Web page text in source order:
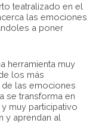
teatralizado en el
las emociones
a poner
herramienta muy
los más
las emociones
se transforma en
muy participativo
y aprendan al